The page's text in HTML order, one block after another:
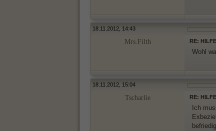
18.11.2012, 14:43
Mrs.Filth RE:
Wohl
18.11.2012, 15:04
Tscharlie RE:
Ich